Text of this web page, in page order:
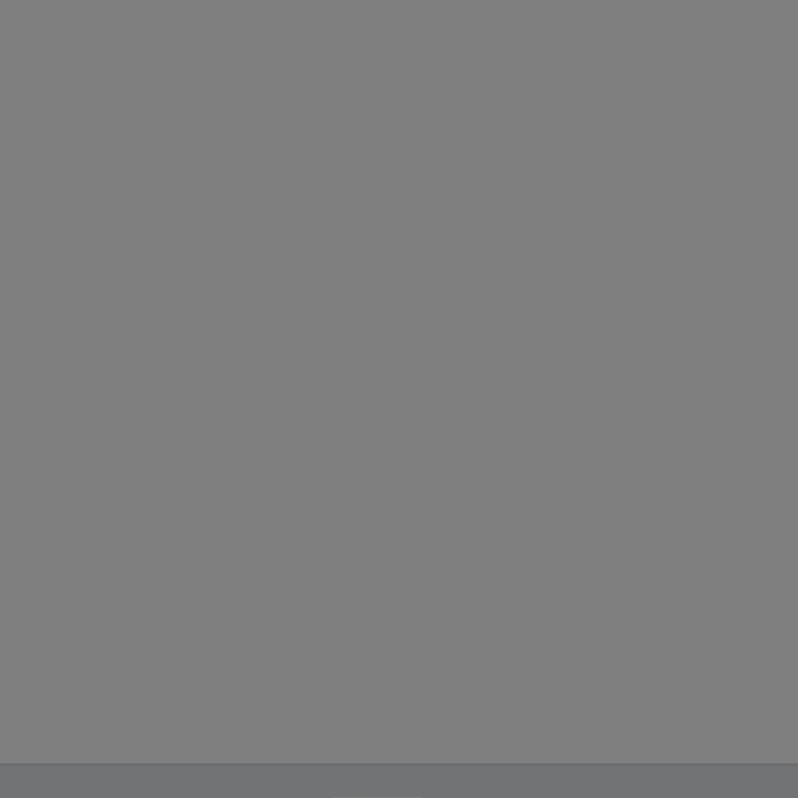
Inhalte anzuzeigen und unser Partnerprogramm zu betreiben.
auch die Werbung auf Drittseiten möglichst relevant für Sie zu gestalten. Bitte
hierfür teilweise an Dritte wie z.B. Google oder soziale Medien übertragen